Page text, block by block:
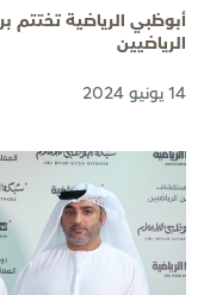
أبوظبي الرياضية تختتم
الرياضيين
14 يونيو 2024